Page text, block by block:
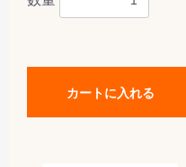
カートに入れる